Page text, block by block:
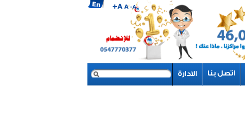
نموذج البحث
بحث